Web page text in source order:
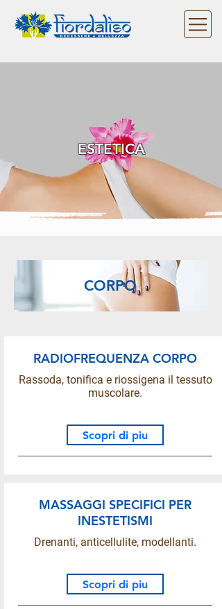
ESTETICA
CORPO
RADIOFREQUENZA CORPO
Rassoda, tonifica e riossigena il tessuto
muscolare.
Scopri di piu
MASSAGGI SPECIFICI PER
INESTETISMI
Drenanti, anticellulite, modellanti.
Scopri di piu